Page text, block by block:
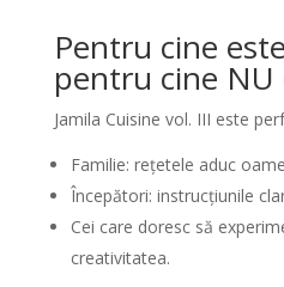
Pentru cine
pentru cine NU
Jamila Cuisine vol. III este
Familie: rețetele aduc
Începători: instrucțiunile
Cei care doresc să
creativitatea.